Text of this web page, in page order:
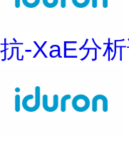
抗-XaE分